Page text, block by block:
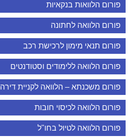
פורום הלוואות בנקאיות
פורום הלוואה לחתונה
פורום תנאי מימון לרכישת רכב
פורום הלוואה ללימודים וסטודנטים
פורום משכנתא – הלוואה לקניית דירה
פורום הלוואה לכיסוי חובות
פורום הלוואה לטיול בחו"ל